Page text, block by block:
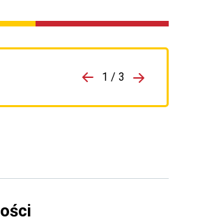
komunikatu 1 / 3
Przejdź do